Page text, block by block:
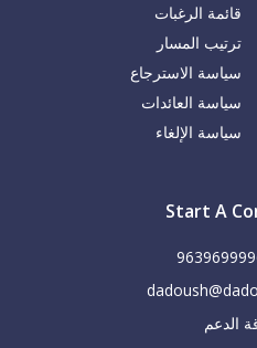
قائمة الرغبات
ترتيب المسار
سياسة الاسترجاع
سياسة العائدات
سياسة الإلغاء
Start A
الدعم